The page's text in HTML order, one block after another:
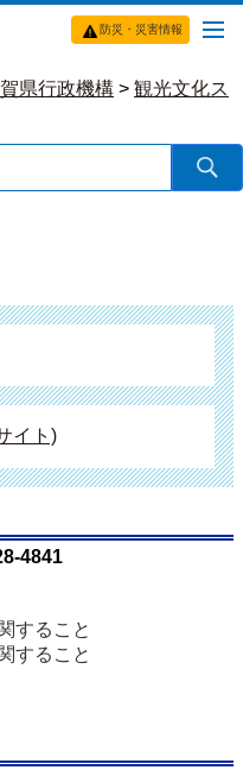
防災・災害情報
県行政機構 > 観光文化ス
イト)
4841
すること
すること